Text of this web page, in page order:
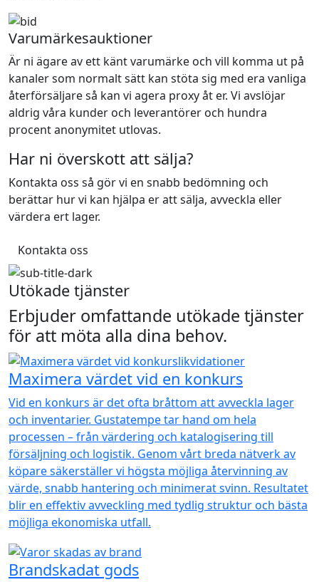
Varumärkesauktioner
Är ni ägare av ett känt varumärke och vill komma ut på
kanaler som normalt sätt kan stöta sig med era vanliga
återförsäljare så kan vi agera proxy åt er. Vi avslöjar
aldrig våra kunder och leverantörer och hundra
procent anonymitet utlovas.
Har ni överskott att sälja?
Kontakta oss så gör vi en snabb bedömning och
berättar hur vi kan hjälpa er att sälja, avveckla eller
värdera ert lager.
Kontakta oss
Utökade tjänster
Erbjuder omfattande utökade tjänster
för att möta alla dina behov.
Maximera värdet vid en konkurs
Vid en konkurs är det ofta bråttom att avveckla lager
och inventarier. Gustatempe tar hand om hela
processen – från värdering och katalogisering till
försäljning och logistik. Genom vårt breda nätverk av
köpare säkerställer vi högsta möjliga återvinning av
värde, snabb hantering och minimerat svinn. Resultatet
blir en effektiv avveckling med tydlig struktur och bästa
möjliga ekonomiska utfall.
Brandskadat gods